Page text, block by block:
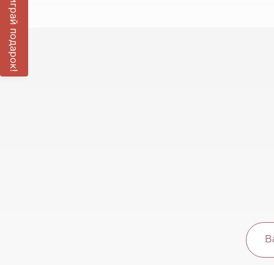
Выиграй подарок!